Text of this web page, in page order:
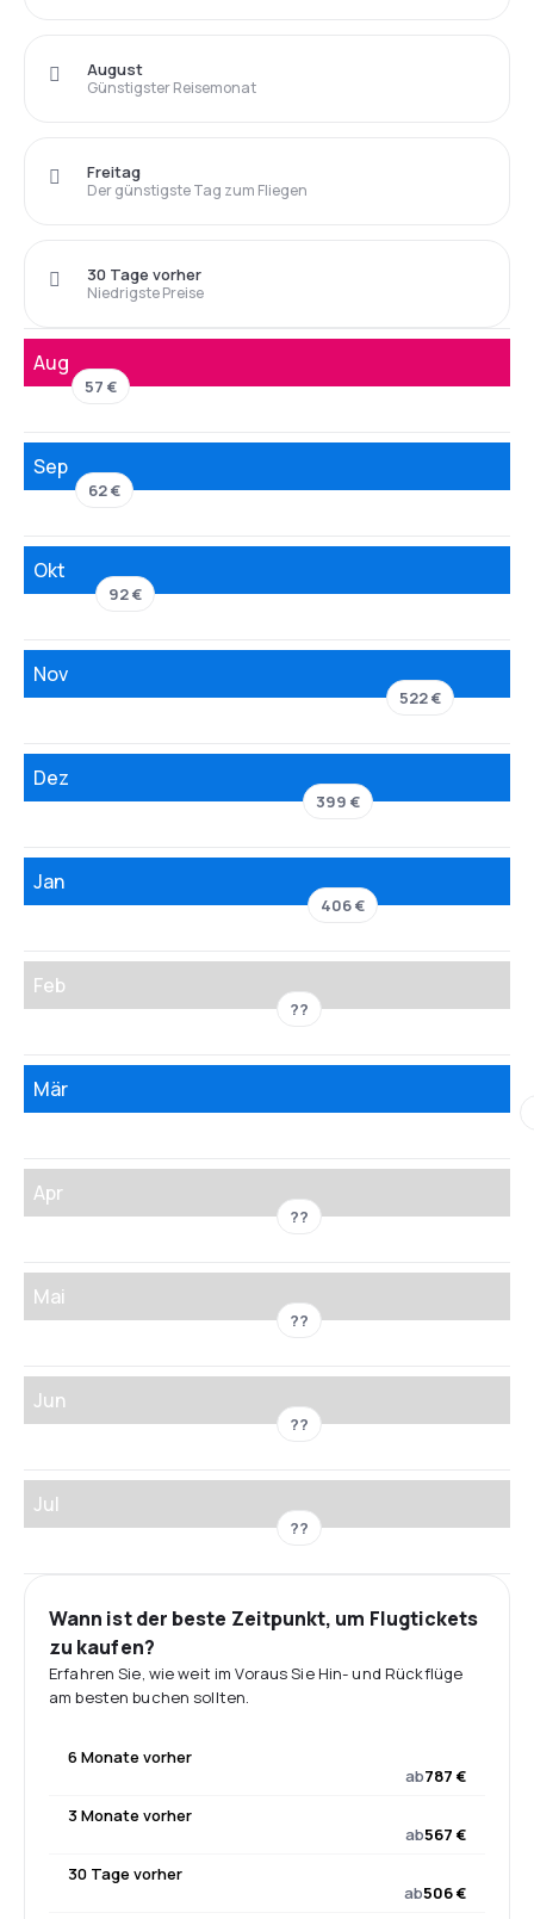
Günstigster Reisemonat
August
Der günstigste Tag zum Fliegen
Freitag
Niedrigste Preise
30 Tage vorher
Aug
57 €
Sep
62 €
Okt
92 €
Nov
522 €
Dez
399 €
Jan
406 €
Feb
??
Mär
Apr
??
Mai
??
Jun
??
Jul
??
Wann ist der beste Zeitpunkt, um Flugtickets
zu kaufen?
Erfahren Sie, wie weit im Voraus Sie Hin- und Rückflüge
am besten buchen sollten.
6 Monate vorher
ab787 €
3 Monate vorher
ab567 €
30 Tage vorher
ab506 €